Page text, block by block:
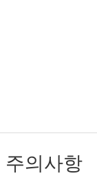
주의사항